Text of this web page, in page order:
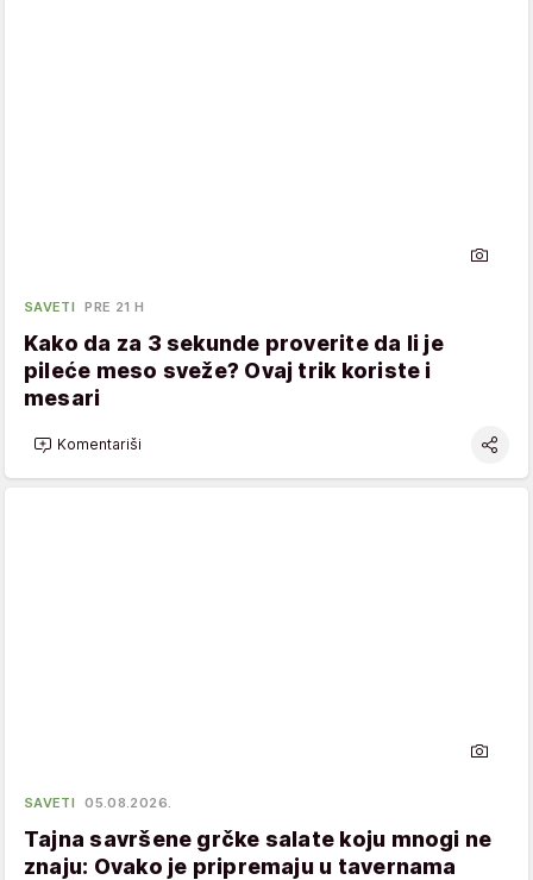
SAVETI PRE 21 H
Kako da za 3 sekunde proverite da li je
pileće meso sveže? Ovaj trik koriste i
mesari
Komentariši
SAVETI 05.08.2026.
Tajna savršene grčke salate koju mnogi ne
znaju: Ovako je pripremaju u tavernama